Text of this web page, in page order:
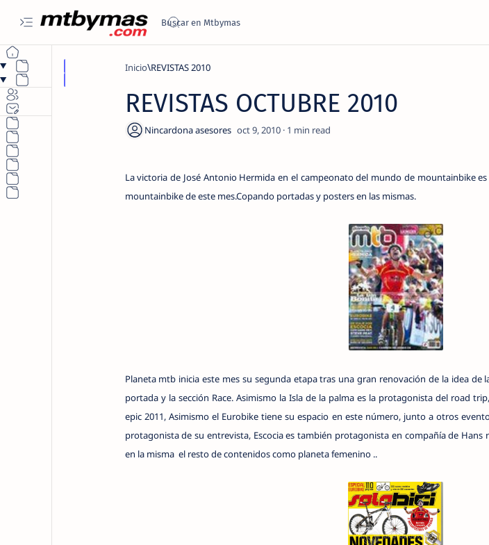
Inicio REVISTAS 2010
REVISTAS OCTUBRE 2010
1
La victoria de José Antonio Hermida en el campeonato del mundo de mountainbike
mountainbike de este mes.Copando portadas y posters en las mismas.
Planeta mtb inicia este mes su segunda etapa tras una gran renovación de la idea de
portada y la sección Race. Asimismo la Isla de la palma es la protagonista del road
epic 2011, Asimismo el Eurobike tiene su espacio en este número, junto a otros
protagonista de su entrevista, Escocia es también protagonista en compañía de
en la misma el resto de contenidos como planeta femenino ..